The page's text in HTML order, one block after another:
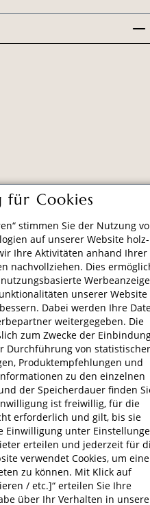
Impressum
LEUTE
zzgl.Versandkosten.
für Cookies
stimmen Sie der Nutzung
auf unserer Website holz-
Ihre Aktivitäten anhand Ihrer
nachvollziehen. Dies
unserer Website
Dabei werden Ihre
weitergegeben. Die
zum Zwecke der
Durchführung von statistischer
Produktempfehlungen und
zu den einzelnen
der Speicherdauer finden
ist freiwillig, für die
erforderlich und gilt, bis sie
Einwilligung unter
erteilen und jederzeit für
verwendet Cookies, um eine
zu können. Mit Klick auf
/ etc.]“ erteilen Sie Ihre
über Ihr Verhalten in